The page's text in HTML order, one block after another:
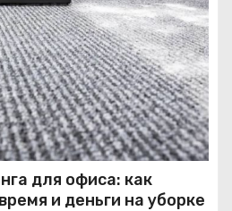
для офиса: как
и деньги на уборке